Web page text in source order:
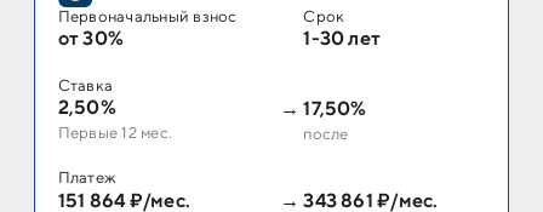
Первоначальный взнос
от 30%
Ставка
2,50%
Первые 12 мес.
→ 17,50%
после
Срок
1-30 лет
Платеж
151 864 ₽/мес. → 343 861 ₽/мес.